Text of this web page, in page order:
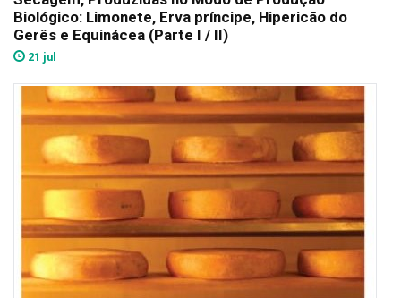
Biológico: Limonete, Erva príncipe, Hipericão do
Gerês e Equinácea (Parte I / II)
21 jul